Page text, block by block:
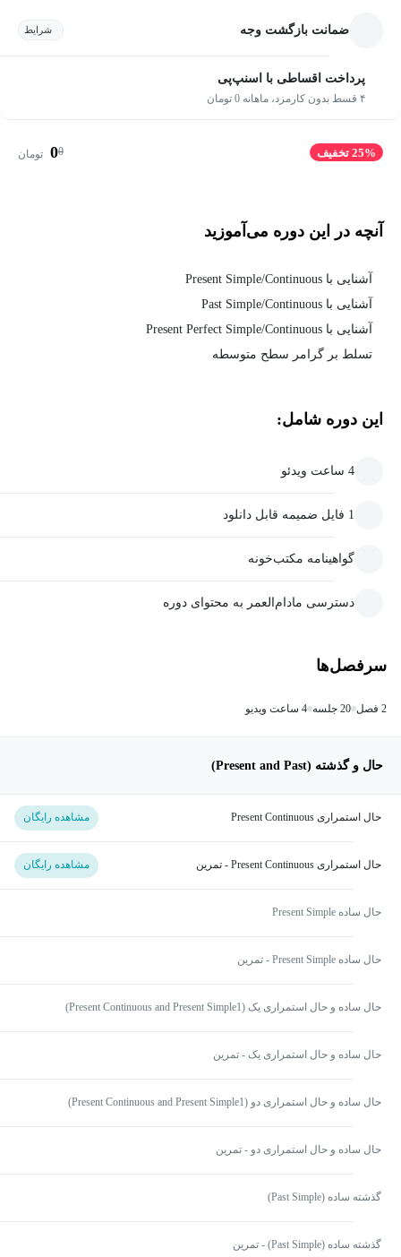
ضمانت بازگشت وجه شرایط
پرداخت اقساطی با اسنپ‌پی
۴ قسط بدون کارمزد، ماهانه 0 تومان
25% تخفیف 0
0 تومان
آنچه در این دوره می‌آموزید
آشنایی با Present Simple/Continuous
آشنایی با Past Simple/Continuous
آشنایی با Present Perfect Simple/Continuous
تسلط بر گرامر سطح متوسطه
این دوره شامل:
4 ساعت ویدئو
1 فایل ضمیمه قابل دانلود
گواهینامه مکتب‌خونه
دسترسی مادام‌العمر به محتوای دوره
سرفصل‌ها
2 فصل 20 جلسه 4 ساعت ویدیو
حال و گذشته (Present and Past)
حال استمراری Present Continuous مشاهده رایگان
حال استمراری Present Continuous - تمرین مشاهده رایگان
حال ساده Present Simple
حال ساده Present Simple - تمرین
حال ساده و حال استمراری یک (Present Continuous and Present Simple1)
حال ساده و حال استمراری یک - تمرین
حال ساده و حال استمراری دو (Present Continuous and Present Simple1)
حال ساده و حال استمراری دو - تمرین
گذشته ساده (Past Simple)
گذشته ساده (Past Simple) - تمرین